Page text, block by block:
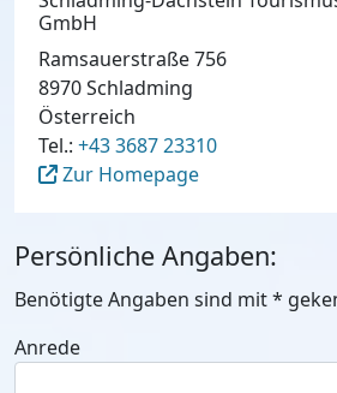
Persönliche Angaben:
Benötigte Angaben sind mit*
Anrede
GmbH
Ramsauerstraße 756
8970 Schladming
Österreich
Tel.: +43 3687 23310
Zur Homepage